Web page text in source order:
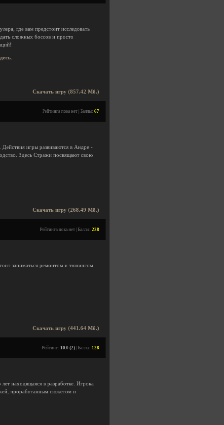
где вам предстоит исследовать
сложных боссов и просто
Скачать игру (857.42 Мб.)
Рейтинга пока нет | Баллы: 67
Действия игры развиваются в Андре -
Здесь Стражи посвящают свою
Скачать игру (268.49 Мб.)
Рейтинга пока нет | Баллы: 228
заниматься ремонтом и тюнингом
Скачать игру (441.64 Мб.)
Рейтинг: 10.0 (2) | Баллы: 128
находящаяся в разработке. Игрока
проработанным сюжетом и